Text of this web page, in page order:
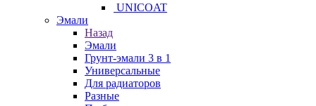
UNICOAT
Эмали
Назад
Эмали
Грунт-эмали 3 в 1
Универсальные
Для радиаторов
Разные